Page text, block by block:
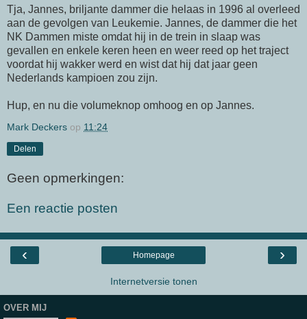
Tja, Jannes, briljante dammer die helaas in 1996 al overleed
aan de gevolgen van Leukemie. Jannes, de dammer die het
NK Dammen miste omdat hij in de trein in slaap was
gevallen en enkele keren heen en weer reed op het traject
voordat hij wakker werd en wist dat hij dat jaar geen
Nederlands kampioen zou zijn.
Hup, en nu die volumeknop omhoog en op Jannes.
Mark Deckers op 11:24
Delen
Geen opmerkingen:
Een reactie posten
‹ ›
Homepage
Internetversie tonen
OVER MIJ